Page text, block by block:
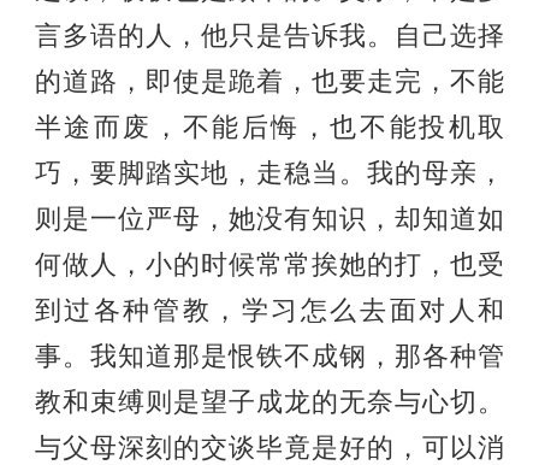
言多语的人，他只是告诉我。自己选择
的道路，即使是跪着，也要走完，不能
半途而废，不能后悔，也不能投机取
巧，要脚踏实地，走稳当。我的母亲，
则是一位严母，她没有知识，却知道如
何做人，小的时候常常挨她的打，也受
到过各种管教，学习怎么去面对人和
事。我知道那是恨铁不成钢，那各种管
教和束缚则是望子成龙的无奈与心切。
与父母深刻的交谈毕竟是好的，可以消